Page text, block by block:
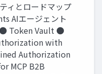
ィとロードマップ
AIエージェント
● Token Vault ●
with
Authorization
MCP B2B